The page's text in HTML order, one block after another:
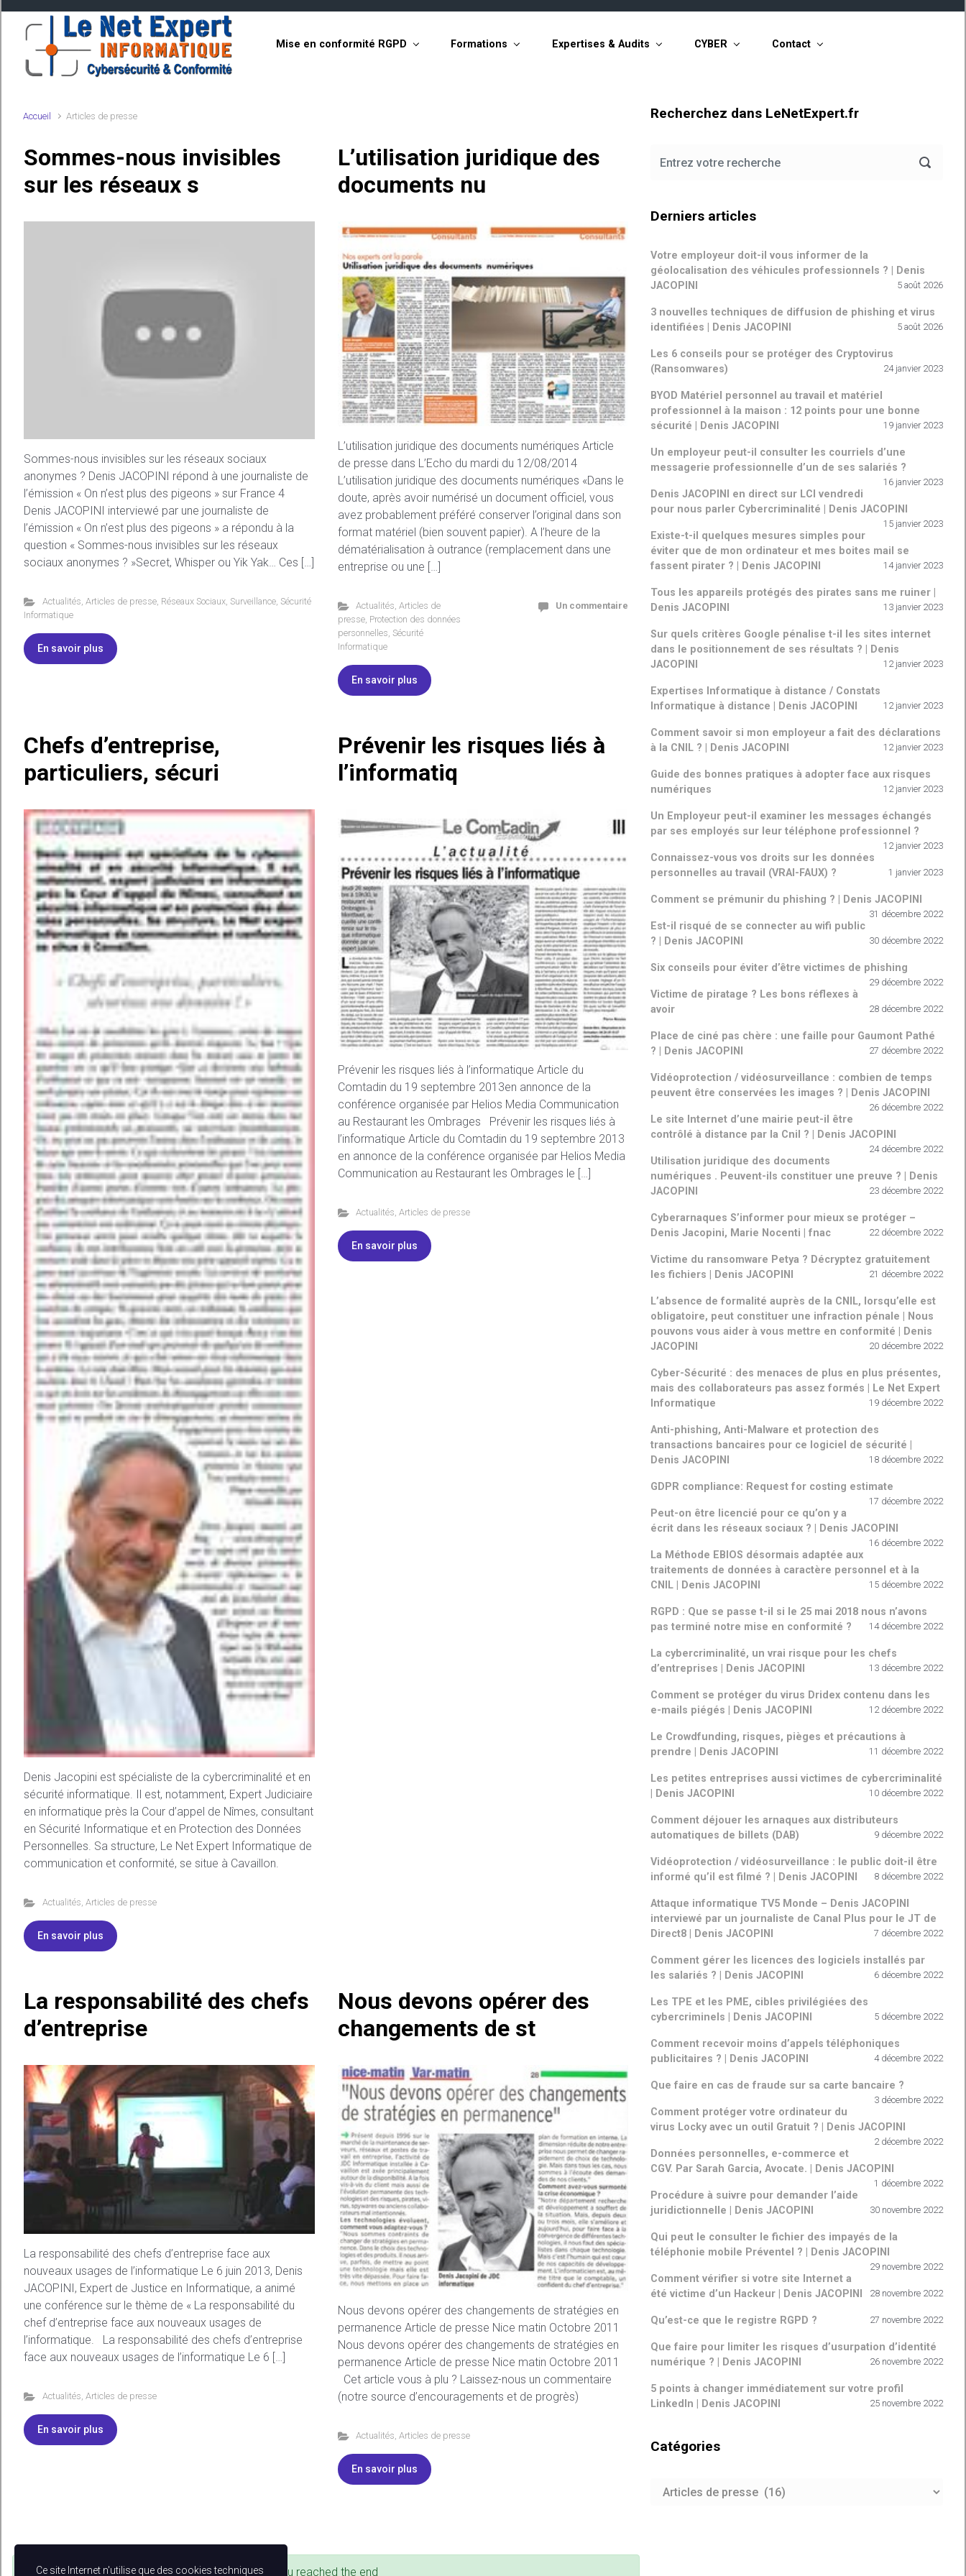
Skip to main content
Mise en conformité RGPD Formations Expertises & Audits CYBER Contact
Accueil Articles de presse
Sommes-nous invisibles
sur les réseaux s
Sommes-nous invisibles sur les réseaux sociaux
anonymes ? Denis JACOPINI répond à une journaliste de
l’émission « On n’est plus des pigeons » sur France 4
Denis JACOPINI interviewé par une journaliste de
l’émission « On n’est plus des pigeons » a répondu à la
question « Sommes-nous invisibles sur les réseaux
sociaux anonymes ? »Secret, Whisper ou Yik Yak… Ces […]
Actualités, Articles de presse, Réseaux Sociaux, Surveillance, Sécurité
Informatique
En savoir plus
L’utilisation juridique des
documents nu
L’utilisation juridique des documents numériques Article
de presse dans L’Echo du mardi du 12/08/2014
L’utilisation juridique des documents numériques «Dans le
doute, après avoir numérisé un document officiel, vous
avez probablement préféré conserver l’original dans son
format matériel (bien souvent papier). A l’heure de la
dématérialisation à outrance (remplacement dans une
entreprise ou une […]
Actualités ,Articles de
presse, Protection des données
personnelles Sécurité
Informatique
Un commentaire
En savoir plus
Chefs d’entreprise,
particuliers, sécuri
Denis Jacopini est spécialiste de la cybercriminalité et en
sécurité informatique. Il est, notamment, Expert Judiciaire
en informatique près la Cour d’appel de Nîmes, consultant
en Sécurité Informatique et en Protection des Données
Personnelles. Sa structure, Le Net Expert Informatique de
communication et conformité, se situe à Cavaillon.
Actualités, Articles de presse
En savoir plus
Prévenir les risques liés à
l’informatiq
Prévenir les risques liés à l’informatique Article du
Comtadin du 19 septembre 2013en annonce de la
conférence organisée par Helios Media Communication
au Restaurant les Ombrages Prévenir les risques liés à
l’informatique Article du Comtadin du 19 septembre 2013
en annonce de la conférence organisée par Helios Media
Communication au Restaurant les Ombrages le […]
Actualités ,Articles de presse
En savoir plus
La responsabilité des chefs
d’entreprise
La responsabilité des chefs d’entreprise face aux
nouveaux usages de l’informatique Le 6 juin 2013, Denis
JACOPINI, Expert de Justice en Informatique, a animé
une conférence sur le thème de « La responsabilité du
chef d’entreprise face aux nouveaux usages de
l’informatique. La responsabilité des chefs d’entreprise
face aux nouveaux usages de l’informatique Le 6 […]
Actualités, Articles de presse
En savoir plus
Nous devons opérer des
changements de st
Nous devons opérer des changements de stratégies en
permanence Article de presse Nice matin Octobre 2011
Nous devons opérer des changements de stratégies en
permanence Article de presse Nice matin Octobre 2011
Cet article vous à plu ? Laissez-nous un commentaire
(notre source d’encouragements et de progrès)
Actualités,Articles de presse
En savoir plus
You reached the end
Recherchez dans LeNetExpert.fr
Derniers articles
Votre employeur doit-il vous informer de la
géolocalisation des véhicules professionnels ? | Denis
JACOPINI
5 août 2026
3 nouvelles techniques de diffusion de phishing et virus
identifiées | Denis JACOPINI
5 août 2026
Les 6 conseils pour se protéger des Cryptovirus
(Ransomwares)
24 janvier 2023
BYOD Matériel personnel au travail et matériel
professionnel à la maison : 12 points pour une bonne
sécurité | Denis JACOPINI
19 janvier 2023
Un employeur peut-il consulter les courriels d’une
messagerie professionnelle d’un de ses salariés ?
16 janvier 2023
Denis JACOPINI en direct sur LCI vendredi
pour nous parler Cybercriminalité | Denis JACOPINI
15 janvier 2023
Existe-t-il quelques mesures simples pour
éviter que de mon ordinateur et mes boites mail se
fassent pirater ? | Denis JACOPINI
14 janvier 2023
Tous les appareils protégés des pirates sans me ruiner |
Denis JACOPINI
13 janvier 2023
Sur quels critères Google pénalise t-il les sites internet
dans le positionnement de ses résultats ? | Denis
JACOPINI
12 janvier 2023
Expertises Informatique à distance / Constats
Informatique à distance | Denis JACOPINI
12 janvier 2023
Comment savoir si mon employeur a fait des déclarations
à la CNIL ? | Denis JACOPINI
12 janvier 2023
Guide des bonnes pratiques à adopter face aux risques
numériques
12 janvier 2023
Un Employeur peut-il examiner les messages échangés
par ses employés sur leur téléphone professionnel ?
12 janvier 2023
Connaissez-vous vos droits sur les données
personnelles au travail (VRAI-FAUX) ?
1 janvier 2023
Comment se prémunir du phishing ? | Denis JACOPINI
31 décembre 2022
Est-il risqué de se connecter au wifi public
? | Denis JACOPINI
30 décembre 2022
Six conseils pour éviter d’être victimes de phishing
29 décembre 2022
Victime de piratage ? Les bons réflexes à
avoir
28 décembre 2022
Place de ciné pas chère : une faille pour Gaumont Pathé
? | Denis JACOPINI
27 décembre 2022
Vidéoprotection / vidéosurveillance : combien de temps
peuvent être conservées les images ? | Denis JACOPINI
26 décembre 2022
Le site Internet d’une mairie peut-il être
contrôlé à distance par la Cnil ? | Denis JACOPINI
24 décembre 2022
Utilisation juridique des documents
numériques . Peuvent-ils constituer une preuve ? | Denis
JACOPINI
23 décembre 2022
Cyberarnaques S’informer pour mieux se protéger –
Denis Jacopini, Marie Nocenti | fnac
22 décembre 2022
Victime du ransomware Petya ? Décryptez gratuitement
les fichiers | Denis JACOPINI
21 décembre 2022
L’absence de formalité auprès de la CNIL, lorsqu’elle est
obligatoire, peut constituer une infraction pénale | Nous
pouvons vous aider à vous mettre en conformité | Denis
JACOPINI
20 décembre 2022
Cyber-Sécurité : des menaces de plus en plus présentes,
mais des collaborateurs pas assez formés | Le Net Expert
Informatique
19 décembre 2022
Anti-phishing, Anti-Malware et protection des
transactions bancaires pour ce logiciel de sécurité |
Denis JACOPINI
18 décembre 2022
GDPR compliance: Request for costing estimate
17 décembre 2022
Peut-on être licencié pour ce qu’on y a
écrit dans les réseaux sociaux ? | Denis JACOPINI
16 décembre 2022
La Méthode EBIOS désormais adaptée aux
traitements de données à caractère personnel et à la
CNIL | Denis JACOPINI
15 décembre 2022
RGPD : Que se passe t-il si le 25 mai 2018 nous n’avons
pas terminé notre mise en conformité ?
14 décembre 2022
La cybercriminalité, un vrai risque pour les chefs
d’entreprises | Denis JACOPINI
13 décembre 2022
Comment se protéger du virus Dridex contenu dans les
e-mails piégés | Denis JACOPINI
12 décembre 2022
Le Crowdfunding, risques, pièges et précautions à
prendre | Denis JACOPINI
11 décembre 2022
Les petites entreprises aussi victimes de cybercriminalité
| Denis JACOPINI
10 décembre 2022
Comment déjouer les arnaques aux distributeurs
automatiques de billets (DAB)
9 décembre 2022
Vidéoprotection / vidéosurveillance : le public doit-il être
informé qu’il est filmé ? | Denis JACOPINI
8 décembre 2022
Attaque informatique TV5 Monde – Denis JACOPINI
interviewé par un journaliste de Canal Plus pour le JT de
Direct8 | Denis JACOPINI
7 décembre 2022
Comment gérer les licences des logiciels installés par
les salariés ? | Denis JACOPINI
6 décembre 2022
Les TPE et les PME, cibles privilégiées des
cybercriminels | Denis JACOPINI
5 décembre 2022
Comment recevoir moins d’appels téléphoniques
publicitaires ? | Denis JACOPINI
4 décembre 2022
Que faire en cas de fraude sur sa carte bancaire ?
3 décembre 2022
Comment protéger votre ordinateur du
virus Locky avec un outil Gratuit ? | Denis JACOPINI
2 décembre 2022
Données personnelles, e-commerce et
CGV. Par Sarah Garcia, Avocate. | Denis JACOPINI
1 décembre 2022
Procédure à suivre pour demander l’aide
juridictionnelle | Denis JACOPINI
30 novembre 2022
Qui peut le consulter le fichier des impayés de la
téléphonie mobile Préventel ? | Denis JACOPINI
29 novembre 2022
Comment vérifier si votre site Internet a
été victime d’un Hackeur | Denis JACOPINI
28 novembre 2022
Qu’est-ce que le registre RGPD ? 27 novembre 2022
Que faire pour limiter les risques d’usurpation d’identité
numérique ? | Denis JACOPINI
26 novembre 2022
5 points à changer immédiatement sur votre profil
LinkedIn | Denis JACOPINI
25 novembre 2022
Catégories
Catégories
Ce site Internet n'utilise que des cookies techniques